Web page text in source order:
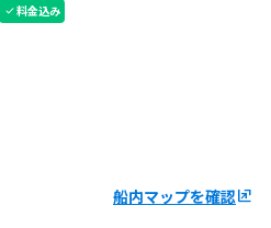
check料金込み
船内マップを確認ungroup